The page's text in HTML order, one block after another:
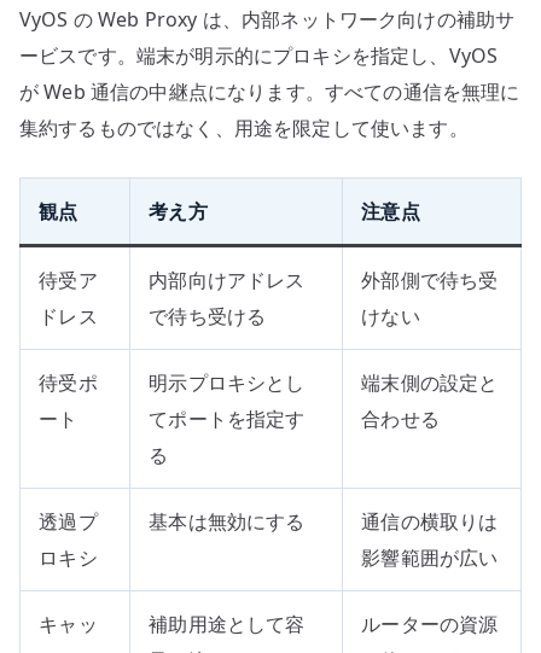
VyOS の Web Proxy は、内部ネットワーク向けの補助サ
ービスです。端末が明示的にプロキシを指定し、VyOS
が Web 通信の中継点になります。すべての通信を無理に
集約するものではなく、用途を限定して使います。
観点 考え方 注意点
待受ア
ドレス
内部向けアドレス
で待ち受ける
外部側で待ち受
けない
待受ポ
ート
明示プロキシとし
てポートを指定す
る
端末側の設定と
合わせる
透過プ
ロキシ
基本は無効にする
通信の横取りは
影響範囲が広い
キャッ
補助用途として容
ルーターの資源